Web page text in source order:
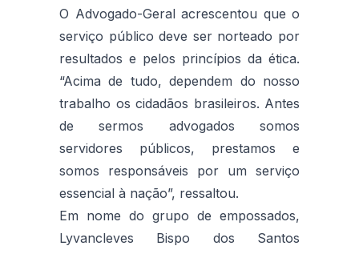
O Advogado-Geral acrescentou que o
serviço público deve ser norteado por
resultados e pelos princípios da ética.
“Acima de tudo, dependem do nosso
trabalho os cidadãos brasileiros. Antes
de sermos advogados somos
servidores públicos, prestamos e
somos responsáveis por um serviço
essencial à nação”, ressaltou.
Em nome do grupo de empossados,
Lyvancleves Bispo dos Santos